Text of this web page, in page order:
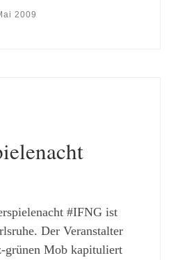
2009
#IFNG ist
Der Veranstalter
grünen Mob kapituliert